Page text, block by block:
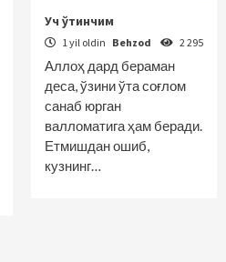
Уч ўтинчим
1 yil oldin Behzod 2 295
Аллоҳ дард бераман
деса, ўзини ўта соғлом
санаб юрган
валломатига ҳам беради.
Етмишдан ошиб,
кузнинг…